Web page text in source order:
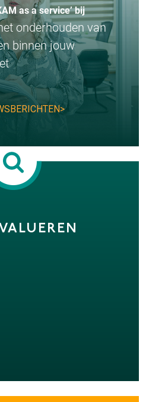
as a service’ bij
onderhouden van
binnen jouw